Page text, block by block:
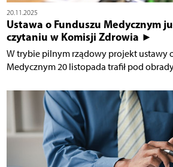
20.11.2025
Ustawa o Funduszu Medycznym
czytaniu w Komisji Zdrowia ►
W trybie pilnym rządowy projekt ustawy
Medycznym 20 listopada trafił pod